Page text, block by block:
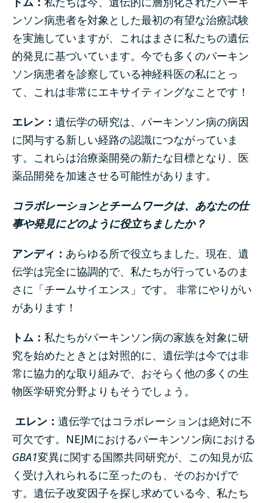
ンソン病患者を対象とした最初の有望な治療試験
を実施していますが、これはまさに私たちの遺伝
的発見に基づいています。今でも多くのパーキン
ソン病患者を診察している神経科医の私にとっ
て、これは非常にエキサイティングなことです！
エレン： 遺伝学の研究は、パーキンソン病の病因
に関与する新しい経路の認識につながっていま
す。これらは治療薬開発の新たな目標となり、医
薬品開発を加速させる可能性があります。
コラボレーションとチームワークは、あなたの仕
事や発見にどのように役立ちましたか？
アンディ： あらゆる所で役立ちました。現在、遺
伝学は完全に協調的で、私たちが行っているのま
さに「チームサイエンス」です。 非常にやりがい
があります！
トム： 私たちがパーキンソン病の家族を対象に研
究を始めたときとは対照的に、遺伝学は今では非
常に協力的な取り組みで、おそらく他の多くの生
物医学研究分野よりもそうでしょう。
エレン： 遺伝学ではコラボレーションは絶対に不
可欠です。NEJMにおけるパーキンソン病における
GBA1変異に関する国際共同研究が、この知見が広
く受け入れられるに至ったのも、そのおかげで
す。遺伝子改変因子を探し求めている今、私たち